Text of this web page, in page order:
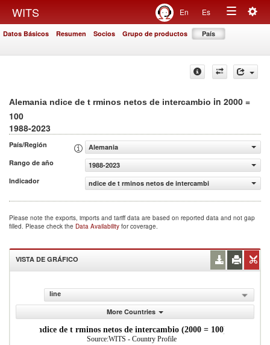
WITS En Es
Toggle
Datos Básicos Resumen Socios Grupo de productos País
Alemania ndice de t rminos netos de intercambio in 2000 =
100
1988-2023
País/Región
Alemania
Rango de año
1988-2023
Indicador
ndice de t rminos netos de intercambio (2000 = 100)
Please note the exports, imports and tariff data are based on reported data and not gap
filled. Please check the Data Availability for coverage.
VISTA DE GRÁFICO
line
More Countries
ndice de t rminos netos de intercambio (2000 = 100)
Source:WITS - Country Profile